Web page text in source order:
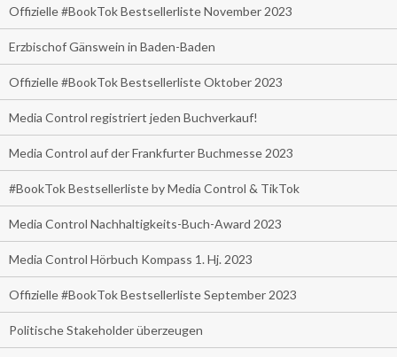
Offizielle #BookTok Bestsellerliste November 2023
Erzbischof Gänswein in Baden-Baden
Offizielle #BookTok Bestsellerliste Oktober 2023
Media Control registriert jeden Buchverkauf!
Media Control auf der Frankfurter Buchmesse 2023
#BookTok Bestsellerliste by Media Control & TikTok
Media Control Nachhaltigkeits-Buch-Award 2023
Media Control Hörbuch Kompass 1. Hj. 2023
Offizielle #BookTok Bestsellerliste September 2023
Politische Stakeholder überzeugen